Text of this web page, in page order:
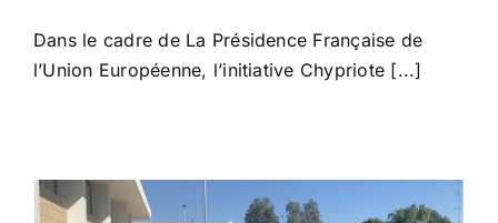
Dans le cadre de La Présidence Française de
l’Union Européenne, l’initiative Chypriote [...]